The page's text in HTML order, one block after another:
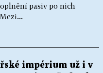
pasiv po nich
impérium už i v